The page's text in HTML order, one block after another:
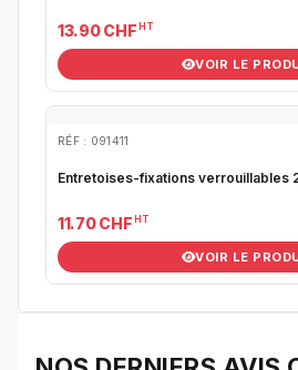
13.90 CHF HT
VOIR LE
RÉF : 091411
Entretoises-fixations verrouillables
11.70 CHF HT
VOIR LE